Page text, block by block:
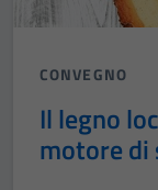
CONVEGNO
Il legno
motore di